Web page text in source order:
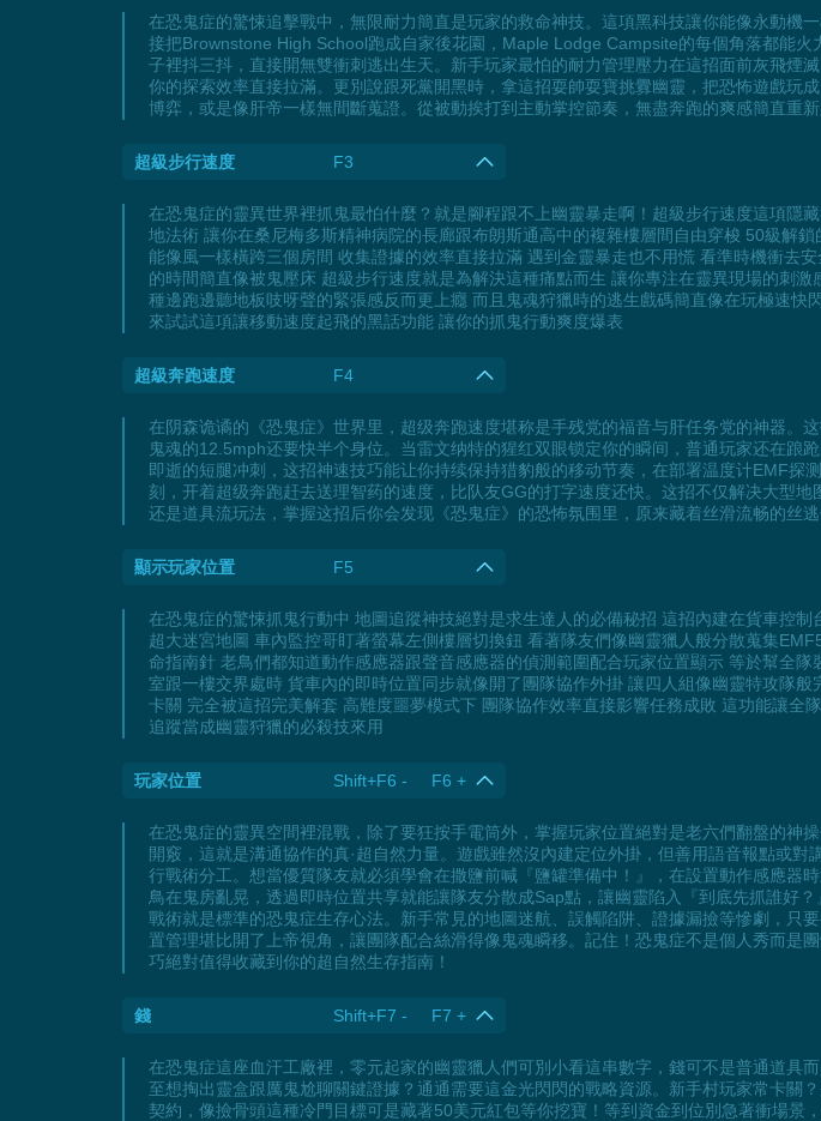
在恐鬼症的驚悚追擊戰中，無限耐力簡直是玩家的救命神技。這項黑科技讓你能像永動
接把Brownstone High School跑成自家後花園，Maple Lodge Campsite的每個角落都能
子裡抖三抖，直接開無雙衝刺逃出生天。新手玩家最怕的耐力管理壓力在這招面前灰飛
你的探索效率直接拉滿。更別說跟死黨開黑時，拿這招耍帥耍寶挑釁幽靈，把恐怖遊戲
博弈，或是像肝帝一樣無間斷蒐證。從被動挨打到主動掌控節奏，無盡奔跑的爽感簡直重
超級步行速度 F3
在恐鬼症的靈異世界裡抓鬼最怕什麼？就是腳程跟不上幽靈暴走啊！超級步行速度這項
地法術 讓你在桑尼梅多斯精神病院的長廊跟布朗斯通高中的複雜樓層間自由穿梭 50級解
能像風一樣橫跨三個房間 收集證據的效率直接拉滿 遇到金靈暴走也不用慌 看準時機衝去
的時間簡直像被鬼壓床 超級步行速度就是為解決這種痛點而生 讓你專注在靈異現場的刺
種邊跑邊聽地板吱呀聲的緊張感反而更上癮 而且鬼魂狩獵時的逃生戲碼簡直像在玩極速
來試試這項讓移動速度起飛的黑話功能 讓你的抓鬼行動爽度爆表
超級奔跑速度 F4
在阴森诡谲的《恐鬼症》世界里，超级奔跑速度堪称是手残党的福音与肝任务党的神器
鬼魂的12.5mph还要快半个身位。当雷文纳特的猩红双眼锁定你的瞬间，普通玩家还在
即逝的短腿冲刺，这招神速技巧能让你持续保持猎豹般的移动节奏，在部署温度计EMF
刻，开着超级奔跑赶去送理智药的速度，比队友GG的打字速度还快。这招不仅解决大型
还是道具流玩法，掌握这招后你会发现《恐鬼症》的恐怖氛围里，原来藏着丝滑流畅的丝逃
顯示玩家位置 F5
在恐鬼症的驚悚抓鬼行動中 地圖追蹤神技絕對是求生達人的必備秘招 這招內建在貨車控
超大迷宮地圖 車內監控哥盯著螢幕左側樓層切換鈕 看著隊友們像幽靈獵人般分散蒐集
命指南針 老鳥們都知道動作感應器跟聲音感應器的偵測範圍配合玩家位置顯示 等於幫全
室跟一樓交界處時 貨車內的即時位置同步就像開了團隊協作外掛 讓四人組像幽靈特攻隊
卡關 完全被這招完美解套 高難度噩夢模式下 團隊協作效率直接影響任務成敗 這功能讓
追蹤當成幽靈狩獵的必殺技來用
玩家位置 Shift+F6 - F6 +
在恐鬼症的靈異空間裡混戰，除了要狂按手電筒外，掌握玩家位置絕對是老六們翻盤的神
開竅，這就是溝通協作的真·超自然力量。遊戲雖然沒內建定位外掛，但善用語音報點或
行戰術分工。想當優質隊友就必須學會在撒鹽前喊『鹽罐準備中！』，在設置動作感應
鳥在鬼房亂晃，透過即時位置共享就能讓隊友分散成Sap點，讓幽靈陷入『到底先抓誰好
戰術就是標準的恐鬼症生存心法。新手常見的地圖迷航、誤觸陷阱、證據漏撿等慘劇，
置管理堪比開了上帝視角，讓團隊配合絲滑得像鬼魂瞬移。記住！恐鬼症不是個人秀而
巧絕對值得收藏到你的超自然生存指南！
錢 Shift+F7 - F7 +
在恐鬼症這座血汗工廠裡，零元起家的幽靈獵人們可別小看這串數字，錢可不是普通道
至想掏出靈盒跟厲鬼尬聊關鍵證據？通通需要這金光閃閃的戰略資源。新手村玩家常卡
契約，像撿骨頭這種冷門目標可是藏著50美元紅包等你挖寶！等到資金到位別急著衝場